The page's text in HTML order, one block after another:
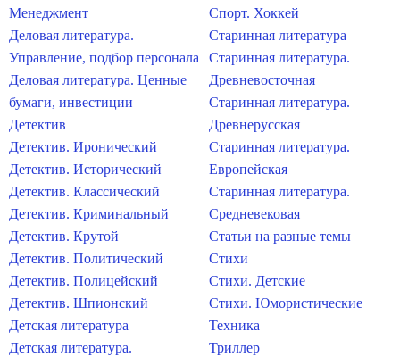
Менеджмент
Деловая литература.
Управление, подбор персонала
Деловая литература. Ценные
бумаги, инвестиции
Детектив
Детектив. Иронический
Детектив. Исторический
Детектив. Классический
Детектив. Криминальный
Детектив. Крутой
Детектив. Политический
Детектив. Полицейский
Детектив. Шпионский
Детская литература
Детская литература.
Спорт. Хоккей
Старинная литература
Старинная литература.
Древневосточная
Старинная литература.
Древнерусская
Старинная литература.
Европейская
Старинная литература.
Средневековая
Статьи на разные темы
Стихи
Стихи. Детские
Стихи. Юмористические
Техника
Триллер